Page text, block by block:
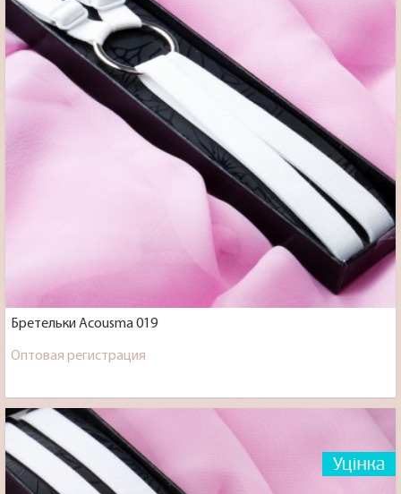
Бретельки Acousma 019
Оптовая регистрация